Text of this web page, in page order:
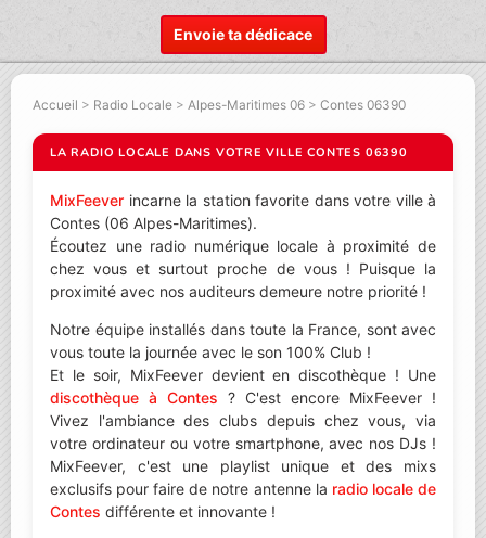
Envoie ta dédicace
Accueil > Radio Locale > Alpes-Maritimes 06 > Contes 06390
LA RADIO LOCALE DANS VOTRE VILLE CONTES 06390
MixFeever incarne la station favorite dans votre ville à
Contes (06 Alpes-Maritimes).
Écoutez une radio numérique locale à proximité de
chez vous et surtout proche de vous ! Puisque la
proximité avec nos auditeurs demeure notre priorité !
Notre équipe installés dans toute la France, sont avec
vous toute la journée avec le son 100% Club !
Et le soir, MixFeever devient en discothèque ! Une
discothèque à Contes ? C'est encore MixFeever !
Vivez l'ambiance des clubs depuis chez vous, via
votre ordinateur ou votre smartphone, avec nos DJs !
MixFeever, c'est une playlist unique et des mixs
exclusifs pour faire de notre antenne la radio locale de
Contes différente et innovante !